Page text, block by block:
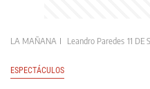
LA MAÑANA Leandro Paredes 11 DE
ESPECTÁCULOS